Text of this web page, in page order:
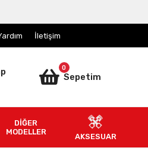
İletişim
0
Sepetim
DİĞER
MODELLER
AKSESUAR